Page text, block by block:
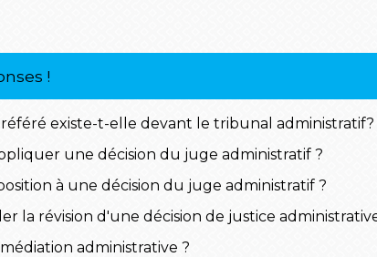
!
existe-t-elle devant le tribunal administratif?
une décision du juge administratif ?
à une décision du juge administratif ?
la révision d'une décision de justice
administrative ?